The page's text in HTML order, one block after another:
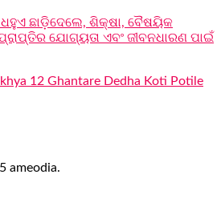
ଛାଡ଼ିଦେଲେ, ଶିକ୍ଷା, ବୈଷୟିକ
ଯୋଗ୍ୟତା ଏବଂ ଜୀବନଧାରଣ ପାଇଁ
ameodia.